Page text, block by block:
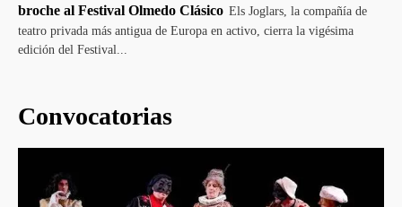
broche al Festival Olmedo Clásico Els Joglars, la compañía de
teatro privada más antigua de Europa en activo, cierra la vigésima
edición del Festival...
Convocatorias